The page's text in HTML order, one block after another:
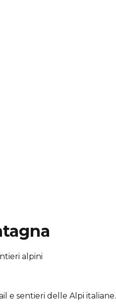
alpini
e sentieri delle Alpi italiane.